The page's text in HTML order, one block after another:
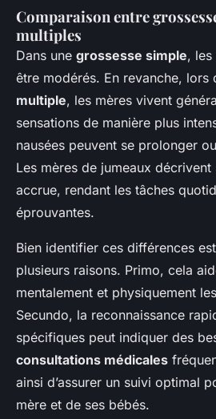
Comparaison entre
multiples
Dans une grossesse simple, les
être modérés. En revanche, lors
multiple, les mères vivent
sensations de manière plus
nausées peuvent se prolonger
Les mères de jumeaux décrivent
accrue, rendant les tâches
éprouvantes.
Bien identifier ces différences
plusieurs raisons. Primo, cela
mentalement et physiquement
Secundo, la reconnaissance
spécifiques peut indiquer des
consultations médicales
ainsi d’assurer un suivi optimal
mère et de ses bébés.